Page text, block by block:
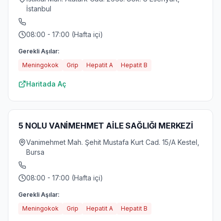
İstanbul
08:00 - 17:00 (Hafta içi)
Gerekli Aşılar:
Meningokok
Grip Hepatit A Hepatit B
Haritada Aç
5 NOLU VANİMEHMET AİLE SAĞLIĞI MERKEZİ
Vanimehmet Mah. Şehit Mustafa Kurt Cad. 15/A Kestel,
Bursa
08:00 - 17:00 (Hafta içi)
Gerekli Aşılar:
Meningokok
Grip Hepatit A Hepatit B